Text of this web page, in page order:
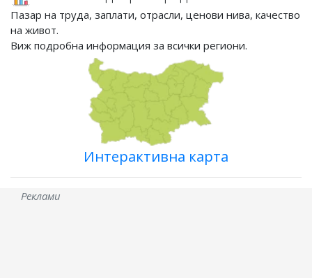
Пазар на труда, заплати, отрасли, ценови нива, качество
на живот.
Виж подробна информация за всички региони.
Интерактивна карта
Реклами